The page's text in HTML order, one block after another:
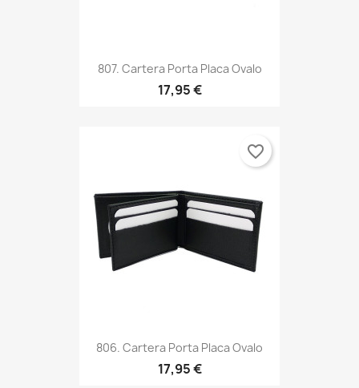
807. Cartera Porta Placa Ovalo
17,95 €
806. Cartera Porta Placa Ovalo
17,95 €
favorite_border